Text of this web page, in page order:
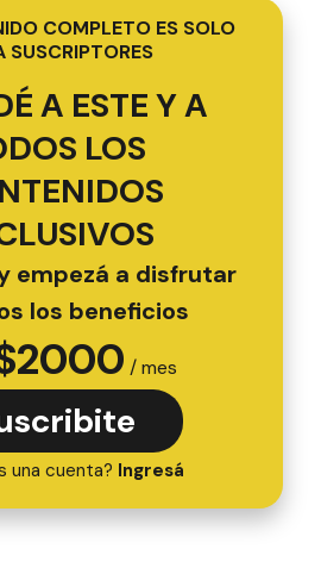
COMPLETO ES SOLO
SUSCRIPTORES
A ESTE Y A
LOS
empezá a disfrutar
los beneficios
2000 / mes
una cuenta? Ingresá